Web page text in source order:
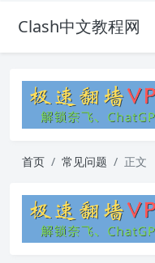
Clash中文教程网
首页 常见问题 正文